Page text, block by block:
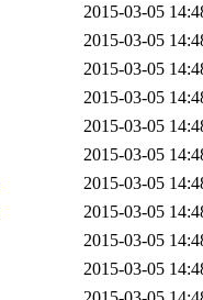
2015-03-05
2015-03-05
2015-03-05
2015-03-05
2015-03-05
2015-03-05
2015-03-05
2015-03-05
2015-03-05
2015-03-05